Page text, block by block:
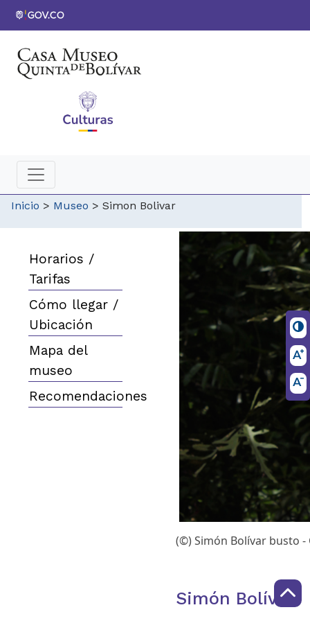
Inicio > Museo > Simon Bolivar
Horarios /
Tarifas
Cómo llegar /
Ubicación
Mapa del
museo
Recomendaciones
(©) Simón Bolívar busto -
Simón Bolívar